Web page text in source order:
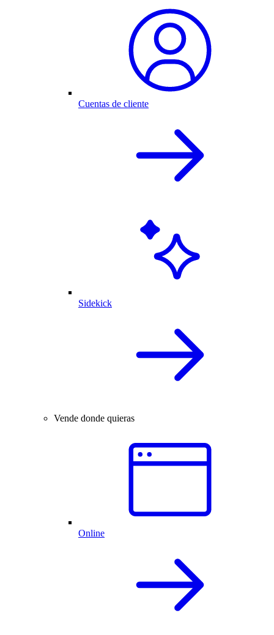
Cuentas de cliente
Sidekick
Vende donde quieras
Online